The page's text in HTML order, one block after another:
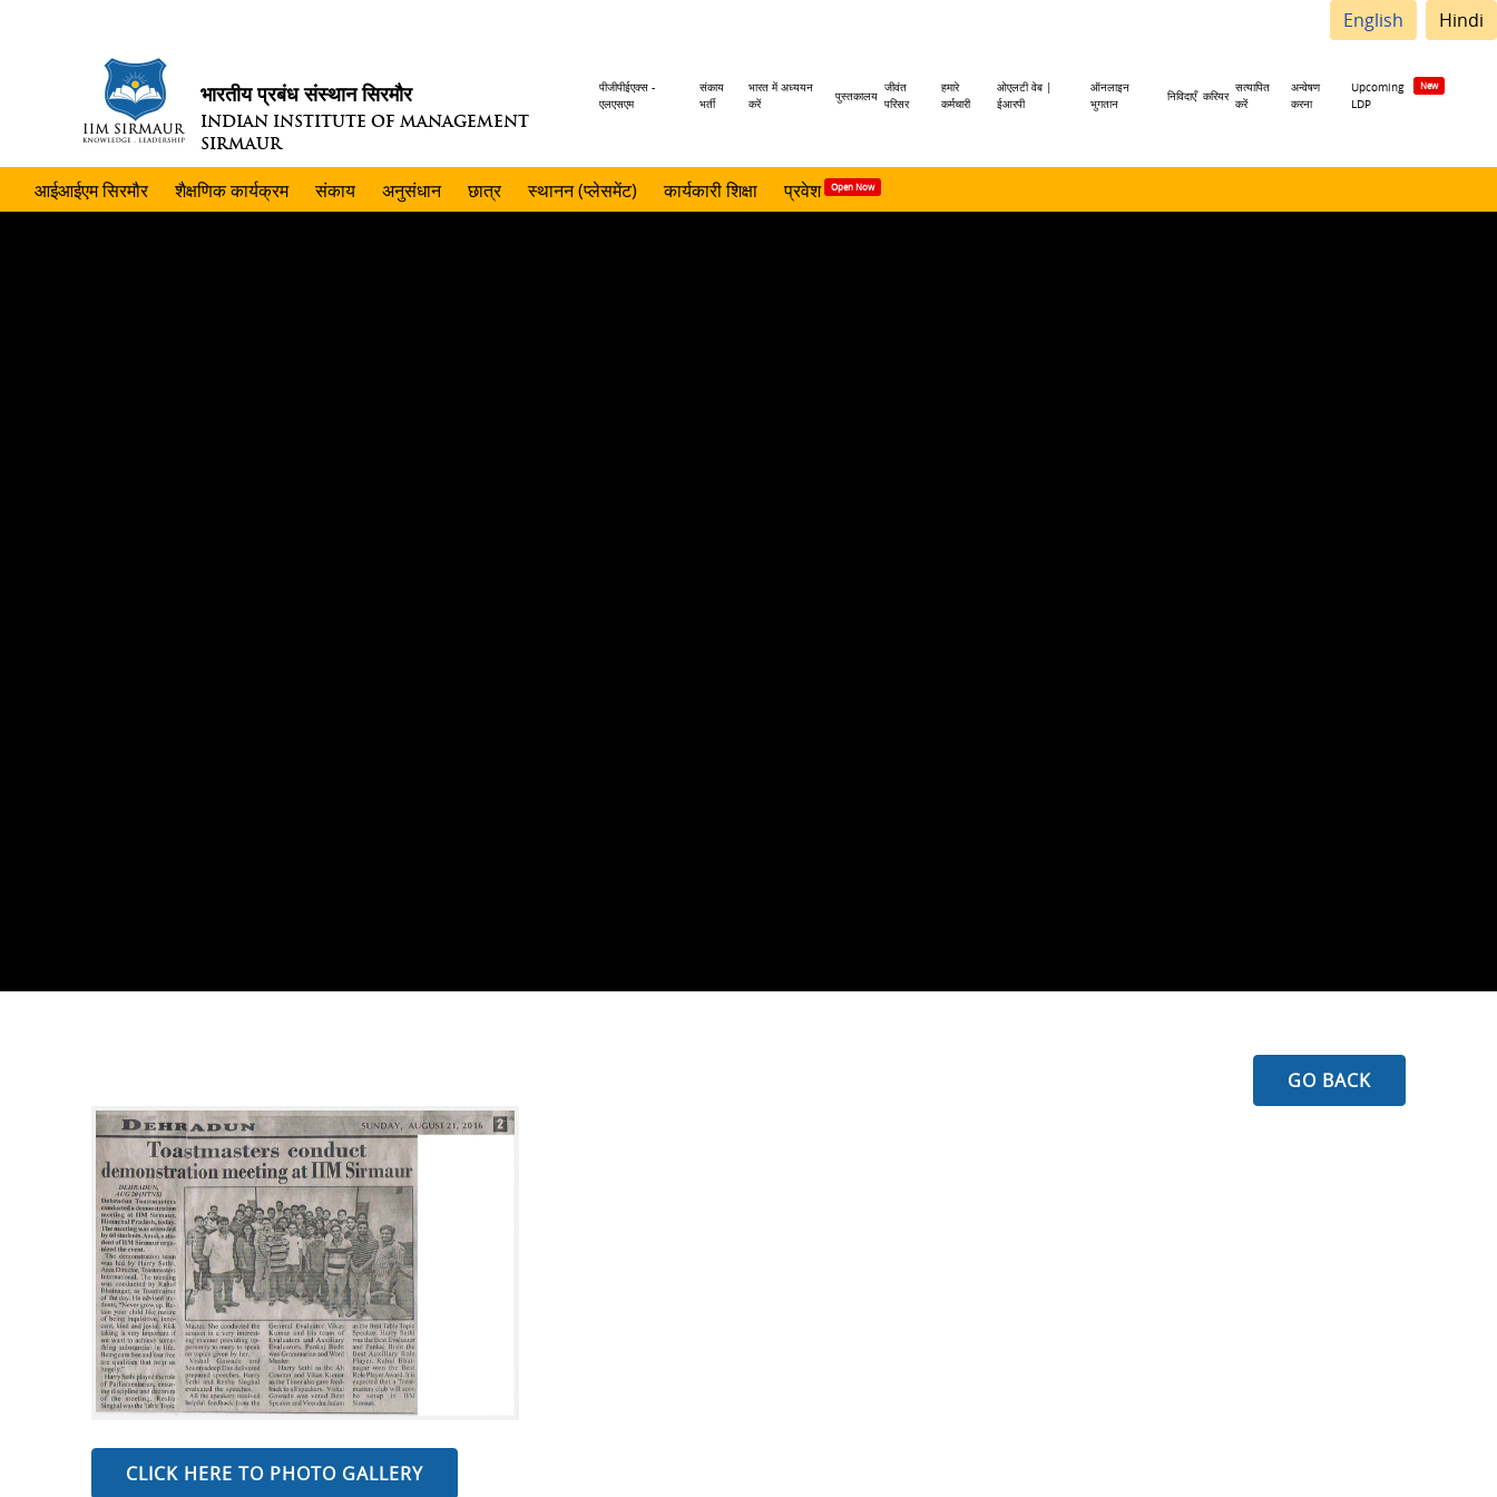
English Hindi
भारतीय प्रबंध संस्थान सिरमौर
INDIAN INSTITUTE OF MANAGEMENT
SIRMAUR
Header
पीजीपीईएक्स -
एलएसएम
संकाय
भर्ती
भारत में अध्ययन
करें
पुस्तकालय
जीवंत
परिसर
हमारे
कर्मचारी
ओएलटी वेब |
ईआरपी
ऑनलाइन
भुगतान
निविदाएँ करियर
सत्यापित
करें
अन्वेषण
करना
Upcoming
LDP
आईआईएम सिरमौर शैक्षणिक कार्यक्रम संकाय अनुसंधान छात्र स्थानन (प्लेसमेंट) कार्यकारी शिक्षा प्रवेश
GO BACK
CLICK HERE TO PHOTO GALLERY